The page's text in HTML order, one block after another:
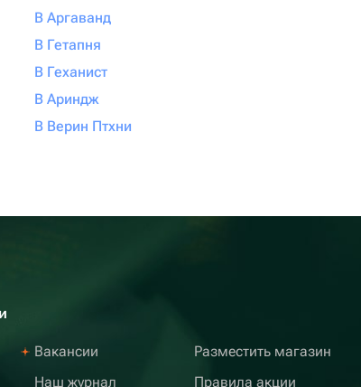
В Аргаванд
В Гетапня
В Геханист
В Ариндж
В Верин Птхни
Вакансии
Наш журнал
Разместить магазин
Правила акции